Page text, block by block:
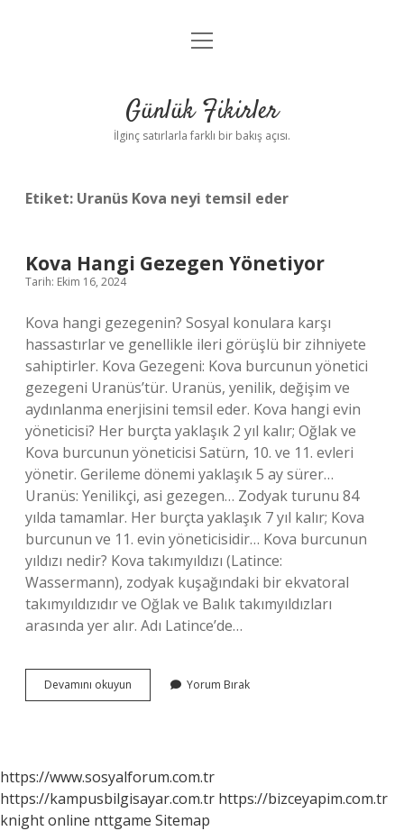
Anasayfa
Yasal Uyarı
menüyü
Günlük Fikirler
İlginç satırlarla farklı bir bakış açısı.
Etiket: Uranüs Kova neyi temsil eder
Kova Hangi Gezegen Yönetiyor
Tarih: Ekim 16, 2024
Kova hangi gezegenin? Sosyal konulara karşı
hassastırlar ve genellikle ileri görüşlü bir zihniyete
sahiptirler. Kova Gezegeni: Kova burcunun yönetici
gezegeni Uranüs’tür. Uranüs, yenilik, değişim ve
aydınlanma enerjisini temsil eder. Kova hangi evin
yöneticisi? Her burçta yaklaşık 2 yıl kalır; Oğlak ve
Kova burcunun yöneticisi Satürn, 10. ve 11. evleri
yönetir. Gerileme dönemi yaklaşık 5 ay sürer…
Uranüs: Yenilikçi, asi gezegen… Zodyak turunu 84
yılda tamamlar. Her burçta yaklaşık 7 yıl kalır; Kova
burcunun ve 11. evin yöneticisidir… Kova burcunun
yıldızı nedir? Kova takımyıldızı (Latince:
Wassermann), zodyak kuşağındaki bir ekvatoral
takımyıldızıdır ve Oğlak ve Balık takımyıldızları
arasında yer alır. Adı Latince’de…
Devamını okuyun
Hangi
Yorum Bırak
https://www.sosyalforum.com.tr
https://kampusbilgisayar.com.tr https://bizceyapim.com.tr
knight online nttgame Sitemap